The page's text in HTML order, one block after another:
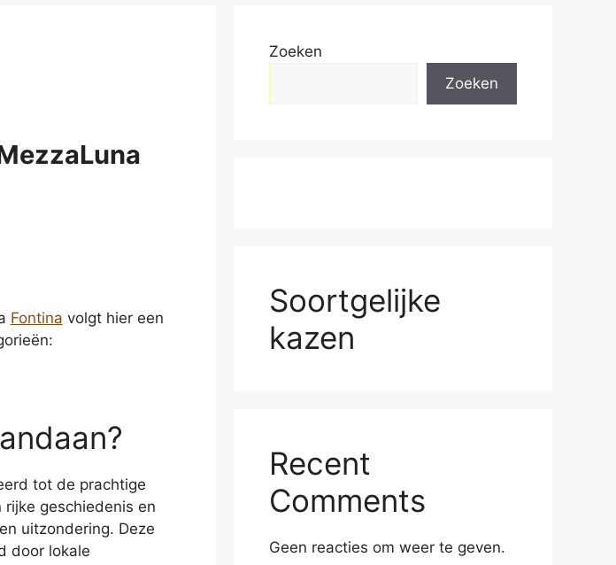
Fontina volgt hier een
tot de prachtige
rijke geschiedenis en
uitzondering. Deze
door lokale
Zoeken
Zoeken
Soortgelijke
kazen
Recent
Comments
Geen reacties om weer te geven.